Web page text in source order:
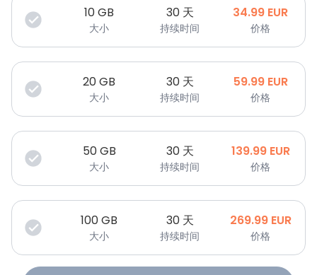
10GB
大小
30 天
持续时间
34.99 EUR
价格
20GB
大小
30 天
持续时间
59.99 EUR
价格
50GB
大小
30 天
持续时间
139.99 EUR
价格
100GB
大小
30 天
持续时间
269.99 EUR
价格